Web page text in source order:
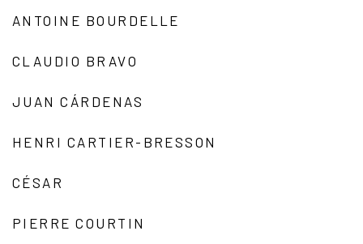
ANTOINE BOURDELLE
CLAUDIO BRAVO
JUAN CÁRDENAS
HENRI CARTIER-BRESSON
CÉSAR
PIERRE COURTIN